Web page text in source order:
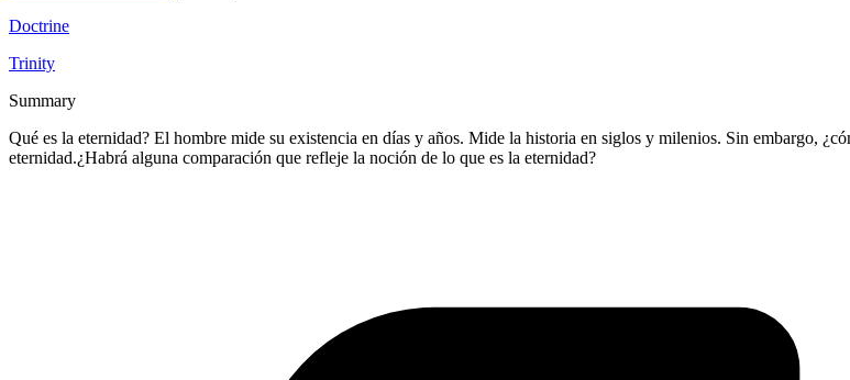
Doctrine
Trinity
Summary
Qué es la eternidad? El hombre mide su existencia en días y años. Mide la historia en siglos y milenios. Sin embargo,
eternidad.¿Habrá alguna comparación que refleje la noción de lo que es la eternidad?